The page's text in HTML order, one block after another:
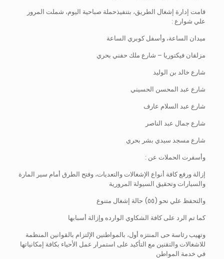
قامت إدارة إشغال الطريق، بتنفيذحملة صباحية اليوم، شملت المرور
علي شوارع :
ميدان الساعة، وأسفل كوبري الساعة
مزلقان فيكتوريا – شارع ملك حفني بحري
شارع خالد بن الوليد
شارع عبد المحسن الحسيني
شارع عبد السلام عارف
شارع جمال عبد الناصر
شارع مسجد سيدي بشر بحري
وأسفرت الحملات عن :
إزالة ورفع كافة أنواع الإشغالات والتعديات، وفتح الطرق أمام سير المارة
والسيارات وتحقيق السيولة المرورية
والتحفظ علي نحو (٥٥) حالة إشغال متنوع
كما تم الرد على كافة الشكاوي الوارده وإزالة أسبابها
وتهيب رئاسة حى المنتزه أول، بالمواطنين الإلتزام بالقوانين المنظمة
للاشغالات والتقنين مع التأكيد على استمرار عمل الأحياء بكافة إمكانياتها
في خدمة المواطن